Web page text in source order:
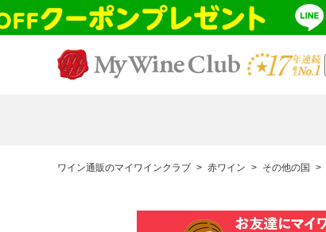
ワイン通販のマイワインクラブ > 赤ワイン > その他の国 >